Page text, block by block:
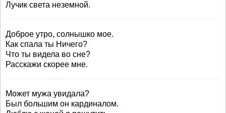
Лучик света неземной.
Доброе утро, солнышко мое.
Как спала ты Ничего?
Что ты видела во сне?
Расскажи скорее мне.
Может мужа увидала?
Был большим он кардиналом.